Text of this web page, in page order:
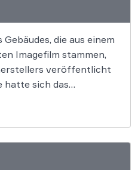
die aus einem
Imagefilm stammen,
veröffentlicht
hatte sich das
zu befassen.